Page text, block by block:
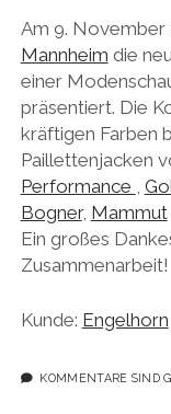
Am 9. November
Mannheim die
einer
präsentiert. Die
kräftigen Farben
Paillettenjacken
Performance ,
Bogner, Mammut
Ein großes
Zusammenarbeit!
Kunde: Engelhorn
KOMMENTARE SIND